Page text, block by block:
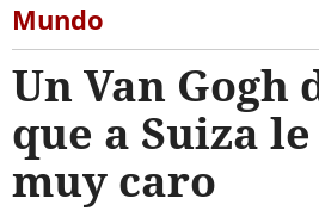
Mundo
Un Van Gogh
que a Suiza
muy caro